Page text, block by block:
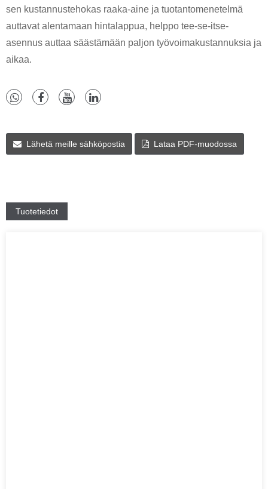
sen kustannustehokas raaka-aine ja tuotantomenetelmä
auttavat alentamaan hintalappua, helppo tee-se-itse-
asennus auttaa säästämään paljon työvoimakustannuksia ja
aikaa.
Lähetä meille sähköpostia Lataa PDF-muodossa
Tuotetiedot